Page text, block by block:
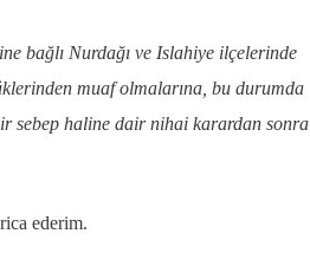
bağlı Nurdağı ve Islahiye ilçelerinde
muaf olmalarına, bu durumda
sebep haline dair nihai karardan sonra
ederim.